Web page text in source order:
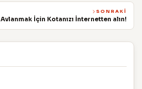
SONRAKI
Avlanmak İçin Kotanızı İnternetten alın!